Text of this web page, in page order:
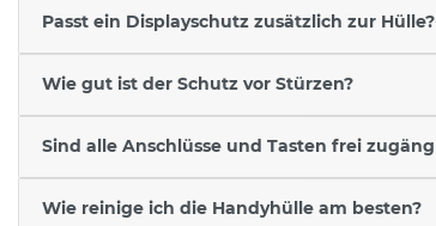
Passt ein Displayschutz zusätzlich zur
Wie gut ist der Schutz vor Stürzen?
Sind alle Anschlüsse und Tasten frei
Wie reinige ich die Handyhülle am besten?